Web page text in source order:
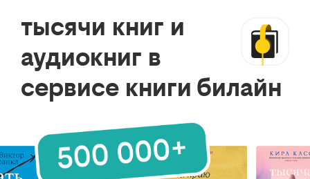
тысячи книг и
аудиокниг в
сервисе книги билайн